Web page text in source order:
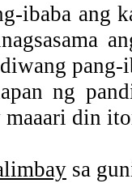
ibaba ang
ng
din
sa